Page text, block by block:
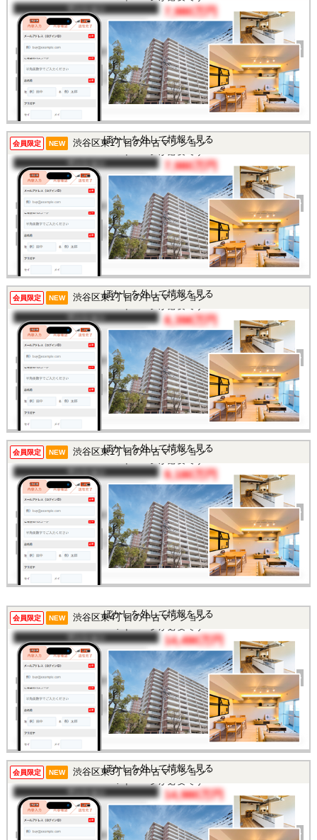
マンション 7,980万円
間取り 1LDK
完成年
1981年
建物面積 63.81㎡
土地面積 -
所在地 東京都渋谷区東2丁目
交通 /
会員限定 NEW 渋谷区東1丁目の中古マンション
マンション 7,980万円
間取り 1LDK
完成年 1984年
建物面積 45.6㎡
土地面積 -
所在地 東京都渋谷区東1丁目
交通 /
この物件を見るには
ぼかしを外して情報を見る
会員限定 NEW 渋谷区東1丁目の中古マンション
マンション 8,398万円
間取り
1LDK
完成年
1998年
建物面積 32.55㎡
土地面積 -
所在地 東京都渋谷区東1丁目
交通 /
この物件を見るには
ぼかしを外して情報を見る
会員限定 NEW 渋谷区東1丁目の中古マンション
マンション 9,180万円
間取り
1LDK
完成年
1998年
建物面積 44.09㎡
土地面積 -
所在地 東京都渋谷区東1丁目
交通 /
この物件を見るには
ぼかしを外して情報を見る
会員限定 NEW 渋谷区東4丁目の中古マンション
14,490万円
間取り 2LDK
完成年
2013年
建物面積 53.73㎡
土地面積 -
所在地 東京都渋谷区東4丁目
交通 /
この物件を見るには
ぼかしを外して情報を見る
会員限定 NEW 渋谷区東3丁目の中古マンション
14,980万円
間取り 1R
完成年
2025年
この物件を見るには
ぼかしを外して情報を見る